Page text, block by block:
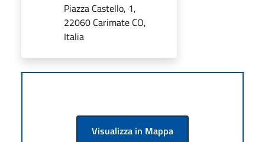
Piazza Castello, 1,
22060 Carimate CO,
Italia
Visualizza in Mappa